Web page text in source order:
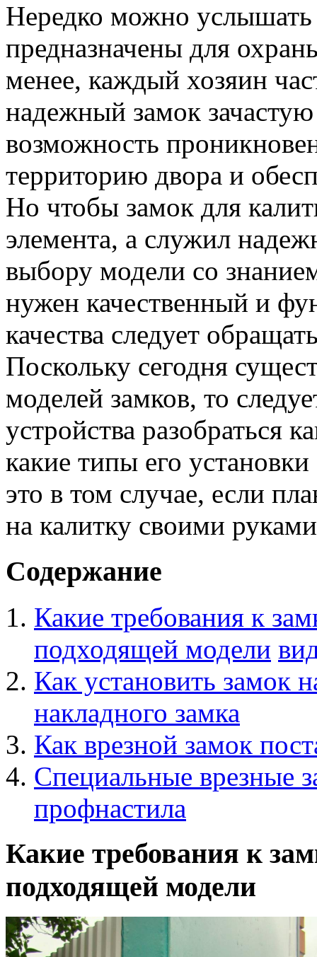
Нередко можно
предназначены для
менее, каждый хозяин
надежный замок
возможность
территорию двора и
Но чтобы замок для
элемента, а служил
выбору модели со
нужен качественный и
качества следует
Поскольку сегодня
моделей замков, то
устройства разобраться
какие типы его
это в том случае, если
на калитку своими
Содержание
Какие требования к
подходящей модели
Как установить замок
накладного замка
Как врезной замок
Специальные врезные
профнастила
Какие требования к
подходящей модели